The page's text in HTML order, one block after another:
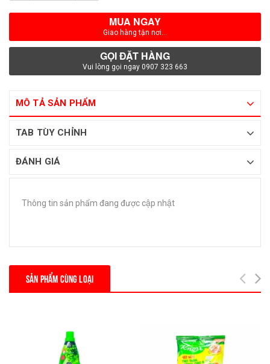
MUA NGAY
Giao hàng tận nơi...
GỌI ĐẶT HÀNG
Vui lòng gọi ngay 0907 323 663
MÔ TẢ SẢN PHẨM
TAB TÙY CHỈNH
ĐÁNH GIÁ
Thông tin sản phẩm đang được cập nhật
SẢN PHẨM CÙNG LOẠI